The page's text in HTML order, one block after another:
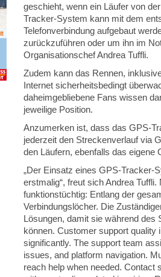
geschieht, wenn ein Läufer von
Tracker-System kann mit dem
Telefonverbindung aufgebaut
zurückzuführen oder um ihn im
Organisationschef Andrea Tuffli.
Zudem kann das Rennen,
Internet sicherheitsbedingt
daheimgebliebene Fans wissen
jeweilige Position.
Anzumerken ist, dass das GPS-
jederzeit den Streckenverlauf via
den Läufern, ebenfalls das eigene
„Der Einsatz eines GPS-Tracker-
erstmalig“, freut sich Andrea
funktionstüchtig: Entlang der
Verbindungslöcher. Die
Lösungen, damit sie während
können. Customer support
significantly. The support team
issues, and platform navigation.
reach help when needed. Contact